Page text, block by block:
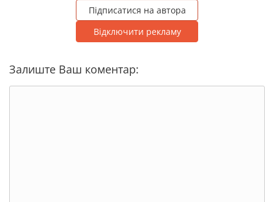
Підписатися на автора
Відключити рекламу
Залиште Ваш коментар: